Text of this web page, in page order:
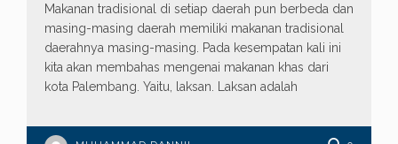
Makanan tradisional di setiap daerah pun berbeda dan
masing-masing daerah memiliki makanan tradisional
daerahnya masing-masing. Pada kesempatan kali ini
kita akan membahas mengenai makanan khas dari
kota Palembang. Yaitu, laksan. Laksan adalah